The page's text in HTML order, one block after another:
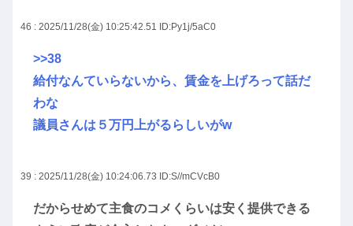
46 : 2025/11/28(金) 10:25:42.51 ID:Py1j/5aC0
>>38
給付なんていらないから、賃金を上げろって話だ
わな
議員さんは５万円上がるらしいがw
39 : 2025/11/28(金) 10:24:06.73 ID:S//mCVcB0
だからせめて主食のコメくらいは安く提供できる